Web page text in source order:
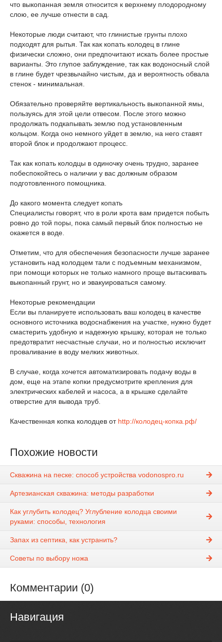
что выкопанная земля относится к верхнему плодородному
слою, ее лучше отнести в сад.
Некоторые люди считают, что глинистые грунты плохо
подходят для рытья. Так как копать колодец в глине
физически сложно, они предпочитают искать более простые
варианты. Это глупое заблуждение, так как водоносный слой
в глине будет чрезвычайно чистым, да и вероятность обвала
стенок - минимальная.
Обязательно проверяйте вертикальность выкопанной ямы,
пользуясь для этой цели отвесом. После этого можно
продолжать подкапывать землю под установленным
кольцом. Когда оно немного уйдет в землю, на него ставят
второй блок и продолжают процесс.
Так как копать колодцы в одиночку очень трудно, заранее
побеспокойтесь о наличии у вас должным образом
подготовленного помощника.
До какого момента следует копать
Специалисты говорят, что в роли крота вам придется побыть
ровно до той поры, пока самый первый блок полностью не
окажется в воде.
Отметим, что для обеспечения безопасности лучше заранее
установить над колодцем тали с подъемным механизмом,
при помощи которых не только намного проще вытаскивать
выкопанный грунт, но и эвакуироваться самому.
Некоторые рекомендации
Если вы планируете использовать ваш колодец в качестве
основного источника водоснабжения на участке, нужно будет
смастерить удобную и надежную крышку, которая не только
предотвратит несчастные случаи, но и полностью исключит
проваливание в воду мелких животных.
В случае, когда хочется автоматизировать подачу воды в
дом, еще на этапе копки предусмотрите крепления для
электрических кабелей и насоса, а в крышке сделайте
отверстие для вывода труб.
Качественная копка колодцев от http://колодец-копка.рф/
Похожие новости
Скважина на песке: способ устройства vodonospro.ru
Артезианская скважина: методы разработки
Как углубить колодец? Углубление колодца своими
руками: способы, технология
Запах из септика, как устранить?
Советы по выбору ножа
Комментарии (0)
Навигация